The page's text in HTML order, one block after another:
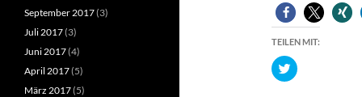
TEILEN MIT:
K
l
September 2017(3)
Juli 2017(3)
Juni 2017(4)
April 2017(5)
März 2017(5)